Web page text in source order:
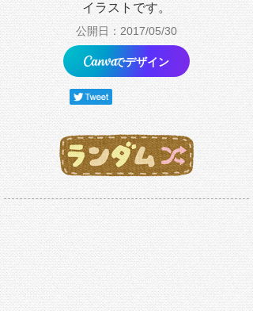
イラストです。
公開日：2017/05/30
でデザイン